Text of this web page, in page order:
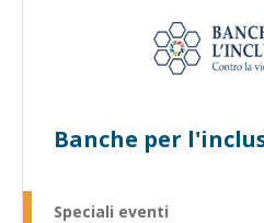
Banche per
Speciali eventi